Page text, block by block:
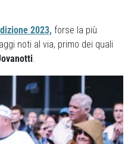
2023, forse la più
noti al via, primo dei quali
.